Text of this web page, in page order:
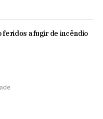
feridos a fugir de incêndio